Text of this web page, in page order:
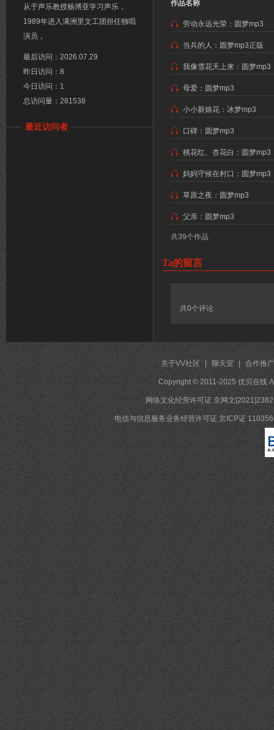
从于声乐教授杨博亚学习声乐，
1989年进入满洲里文工团担任独唱
演员，
最后访问：2026.07.29
昨日访问：8
今日访问：1
总访问量：281538
最近访问者
作品名称
劳动永远光荣：圆梦mp3
当兵的人：圆梦mp3正版
我像雪花天上来：圆梦mp3
母爱：圆梦mp3
小小新娘花：冰梦mp3
口碑：圆梦mp3
桃花红、杏花白：圆梦mp3
妈妈守候在村口：圆梦mp3
草原之夜：圆梦mp3
父亲：圆梦mp3
共39个作品
Ta的留言
共0个评论
关于VV社区 聊天室 合作推广
Copyright © 2011-2025 优贝在线
网络文化经营许可证 京网文
电信与信息服务业务经营许可证 京ICP证